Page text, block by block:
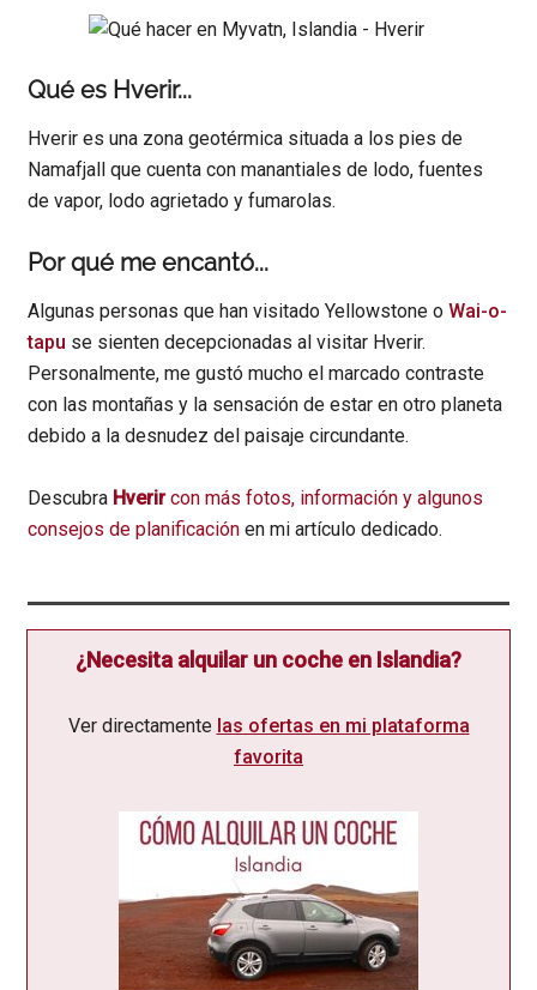
Qué es Hverir...
Hverir es una zona geotérmica situada a los pies de
Namafjall que cuenta con manantiales de lodo, fuentes
de vapor, lodo agrietado y fumarolas.
Por qué me encantó...
Algunas personas que han visitado Yellowstone oWai-o-
tapu se sienten decepcionadas al visitar Hverir.
Personalmente, me gustó mucho el marcado contraste
con las montañas y la sensación de estar en otro planeta
debido a la desnudez del paisaje circundante.
Descubra Hverircon más fotos, información y algunos
consejos de planificación en mi artículo dedicado.
¿Necesita alquilar un coche en Islandia?
Ver directamente las ofertas en mi plataforma
favorita